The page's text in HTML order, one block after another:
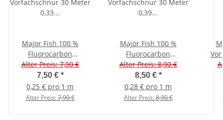
Major Fish 100 %
Fluorocarbon
Vorfachschnur 30 Meter
0,33 mm - 5,8 kg
Alter Preis: 7,90 €
7,50 € *
0,25 € pro 1 m
Alter Preis:7,90 €
Major Fish 100 %
Fluorocarbon
Vorfachschnur 30 Meter
0,39 mm - 7,5 kg
Alter Preis: 8,90 €
8,50 € *
0,28 € pro 1 m
Alter Preis:8,90 €